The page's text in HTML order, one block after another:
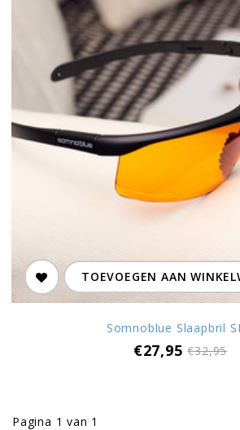
TOEVOEGEN AAN
Somnoblue Slaapbril
€27,95€32,95
Pagina 1 van 1